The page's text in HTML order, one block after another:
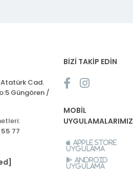
Cad.
Güngören /
77
BİZİ TAKİP EDİN
MOBİL
UYGULAMALARIMIZ
Apple Store
Uygulama
Android
Uygulama